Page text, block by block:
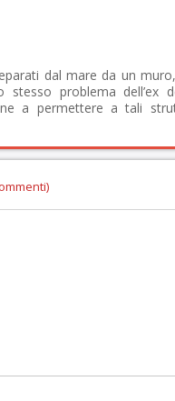
dal mare da un
problema dell’ex
a permettere a tali